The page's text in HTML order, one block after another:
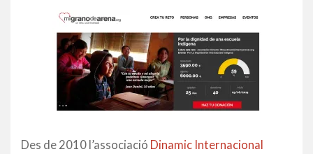
Des de 2010 l’associació Dinamic Internacional